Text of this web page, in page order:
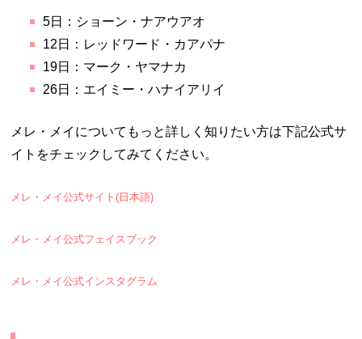
5日：ショーン・ナアウアオ
12日：レッドワード・カアパナ
19日：マーク・ヤマナカ
26日：エイミー・ハナイアリイ
メレ・メイについてもっと詳しく知りたい方は下記公式サ
イトをチェックしてみてください。
メレ・メイ公式サイト(日本語)
メレ・メイ公式フェイスブック
メレ・メイ公式インスタグラム